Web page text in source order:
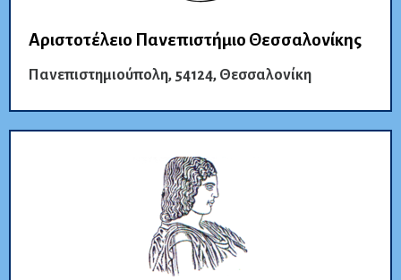
Αριστοτέλειο Πανεπιστήμιο Θεσσαλονίκης
Πανεπιστημιούπολη, 54124, Θεσσαλονίκη